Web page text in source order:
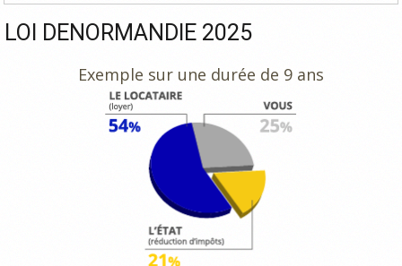
LOI DENORMANDIE 2025
Exemple sur une durée de 9 ans